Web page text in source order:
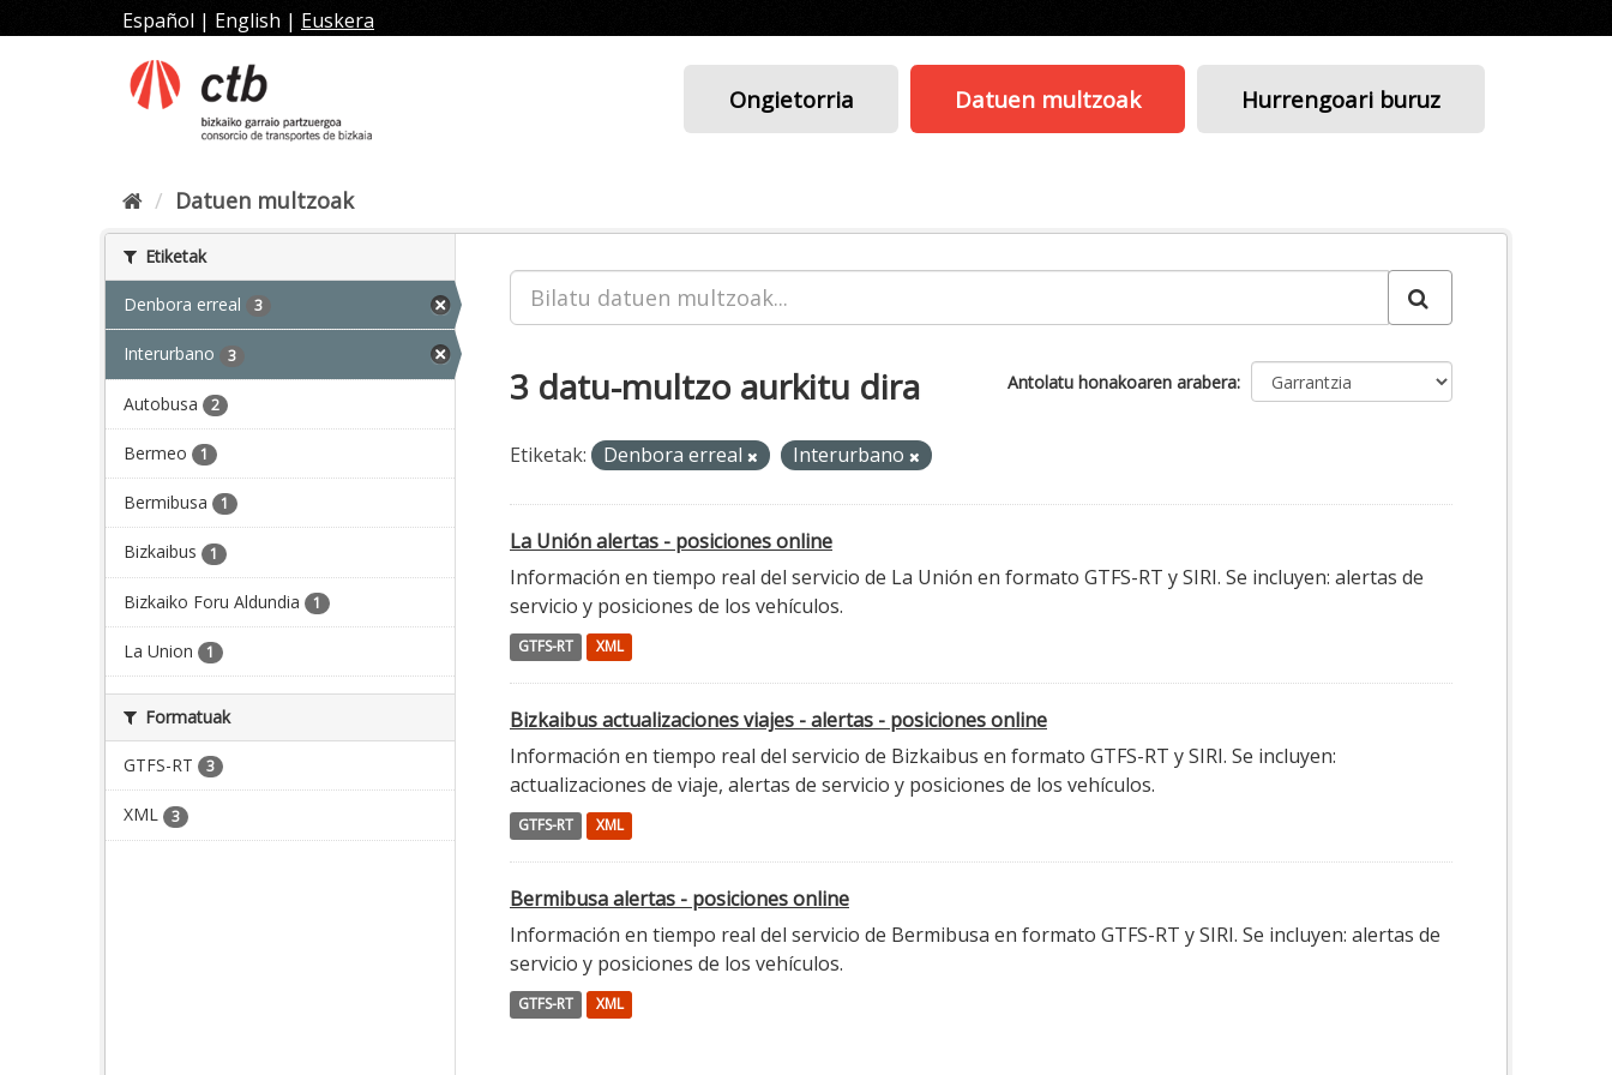
edukira
Español | English | Euskera
Ongietorria Datuen multzoak Hurrengoari buruz
Datuen multzoak
Etiketak
Denbora erreal 3
Interurbano 3
Autobusa 2
Bermeo 1
Bermibusa 1
Bizkaibus 1
Bizkaiko Foru Aldundia 1
La Union 1
Formatuak
GTFS-RT 3
XML 3
Antolatu honakoaren arabera
3 datu-multzo aurkitu dira
Etiketak: Denbora erreal Interurbano
La Unión alertas - posiciones online
Información en tiempo real del servicio de La Unión en formato GTFS-RT y SIRI. Se incluyen: alertas de
servicio y posiciones de los vehículos.
GTFS-RT XML
Bizkaibus actualizaciones viajes - alertas - posiciones online
Información en tiempo real del servicio de Bizkaibus en formato GTFS-RT y SIRI. Se incluyen:
actualizaciones de viaje, alertas de servicio y posiciones de los vehículos.
GTFS-RT XML
Bermibusa alertas - posiciones online
Información en tiempo real del servicio de Bermibusa en formato GTFS-RT y SIRI. Se incluyen: alertas de
servicio y posiciones de los vehículos.
GTFS-RT XML